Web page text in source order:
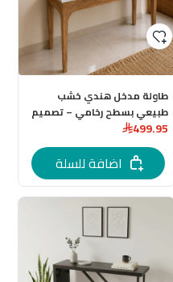
طاولة مدخل هندي خشب
طبيعي بسطح رخامي – تصميم
أنيق وعصري بعدة اللوان
499.95
اضافة للسلة